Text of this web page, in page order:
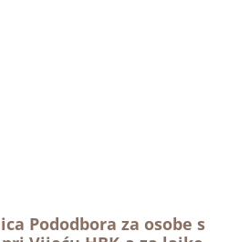
Pododbora za osobe s